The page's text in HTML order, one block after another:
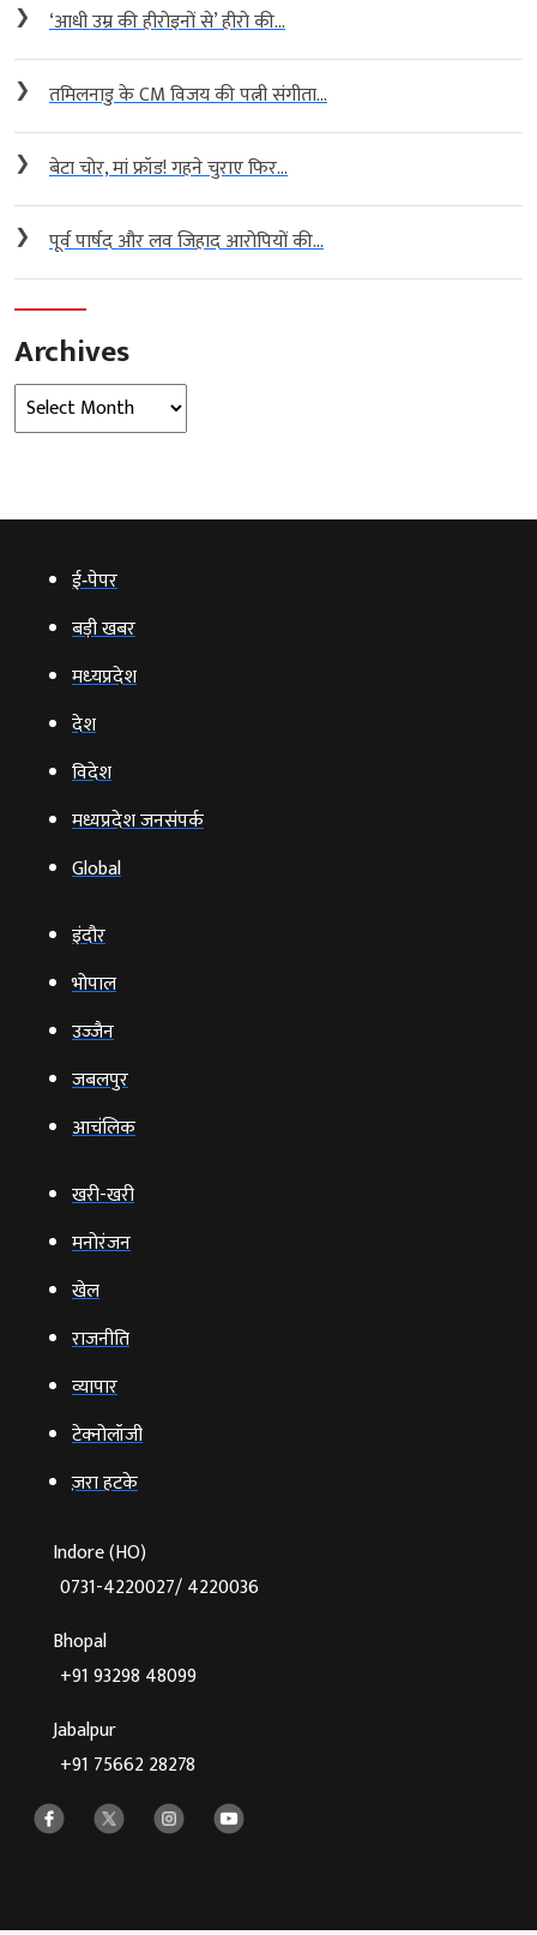
❯ ‘आधी उम्र की हीरोइनों से’ हीरो की...
❯ तमिलनाडु के CM विजय की पत्नी संगीता...
❯ बेटा चोर, मां फ्रॉड! गहने चुराए फिर...
❯ पूर्व पार्षद और लव जिहाद आरोपियों की...
Archives
Archives
ई‑पेपर
बड़ी खबर
मध्‍यप्रदेश
देश
विदेश
मध्यप्रदेश जनसंपर्क
Global
इंदौर
भोपाल
उज्‍जैन
जबलपुर
आचंलिक
खरी-खरी
मनोरंजन
खेल
राजनीति
व्‍यापार
टेक्‍नोलॉजी
ज़रा हटके
Indore (HO)
0731-4220027/ 4220036
Bhopal
+91 93298 48099
Jabalpur
+91 75662 28278